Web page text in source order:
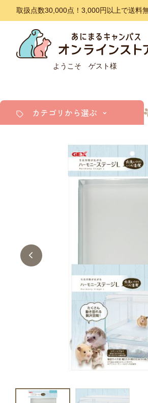
取扱点数30,000点！3,000円以上で送料
ようこそ ゲスト様
カテゴリから選ぶ
アクア・爬虫類・昆虫
美容・ケア用品
服・おさんぽ用品
日用品（デイリー）